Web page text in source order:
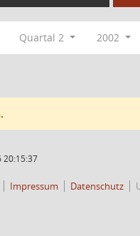
Quartal 2 2002
20:15:37
Impressum Datenschutz